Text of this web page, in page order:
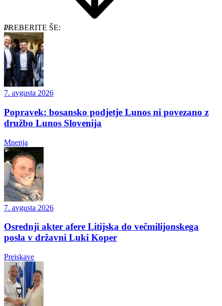
PREBERITE ŠE:
7. avgusta 2026
Popravek: bosansko podjetje Lunos ni povezano z
družbo Lunos Slovenija
Mnenja
7. avgusta 2026
Osrednji akter afere Litijska do večmilijonskega
posla v državni Luki Koper
Preiskave